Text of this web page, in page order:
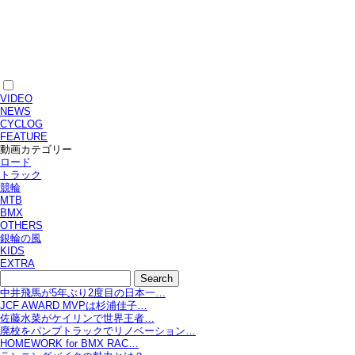
VIDEO
NEWS
CYCLOG
FEATURE
動画カテゴリー
ロード
トラック
競輪
MTB
BMX
OTHERS
銀輪の風
KIDS
EXTRA
中井飛馬が5年ぶり2度目の日本一…
JCF AWARD MVPは杉浦佳子…
佐藤水菜がケイリンで世界王者…
廃校をパンプトラックでリノベーション…
HOMEWORK for BMX RAC…